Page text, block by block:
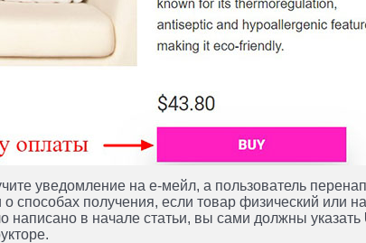
уведомление на е-мейл, а пользователь
способах получения, если товар физический или
написано в начале статьи, вы сами должны указать